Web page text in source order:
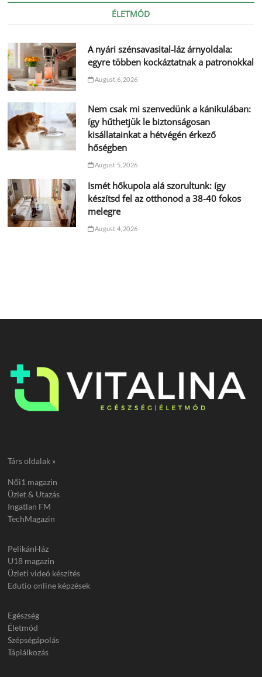
ÉLETMÓD
A nyári szénsavasital-láz árnyoldala:
egyre többen kockáztatnak a patronokkal
August 6, 2026
Nem csak mi szenvedünk a kánikulában:
így hűthetjük le biztonságosan
kisállatainkat a hétvégén érkező
hőségben
August 5, 2026
Ismét hőkupola alá szorultunk: így
készítsd fel az otthonod a 38-40 fokos
melegre
August 4, 2026
Társ oldalak »
Női1 magazin
Üzlet & Utazás
Ingatlan FM
TechMagazin
PelikánHáz
U18 magazin
Üzleti videó készítés
Edutio online képzések
Egészség
Életmód
Szépségápolás
Táplálkozás